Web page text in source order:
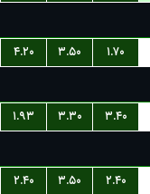
۱.۷۰ ۳.۵۰
۴.۲۰
۳.۴۰ ۳.۳۰
۱.۹۳
۲.۴۰ ۳.۵۰
۲.۴۰